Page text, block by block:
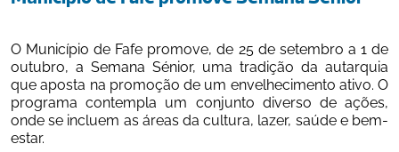
O Município de Fafe promove, de 25 de setembro a 1 de
outubro, a Semana Sénior, uma tradição da autarquia
que aposta na promoção de um envelhecimento ativo. O
programa contempla um conjunto diverso de ações,
onde se incluem as áreas da cultura, lazer, saúde e bem-
estar.